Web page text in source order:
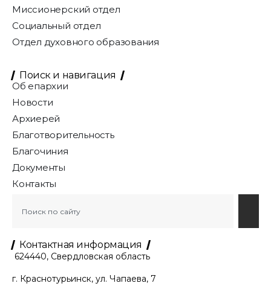
Миссионерский отдел
Социальный отдел
Отдел духовного образования
Поиск и навигация
Об епархии
Новости
Архиерей
Благотворительность
Благочиния
Документы
Контакты
Контактная информация
624440, Свердловская область
г. Краснотурьинск, ул. Чапаева, 7